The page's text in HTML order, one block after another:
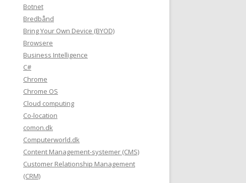
Botnet
Bredbånd
Bring Your Own Device (BYOD)
Browsere
Business Intelligence
C#
Chrome
Chrome OS
Cloud computing
Co-location
comon.dk
Computerworld.dk
Content Management-systemer (CMS)
Customer Relationship Management
(CRM)